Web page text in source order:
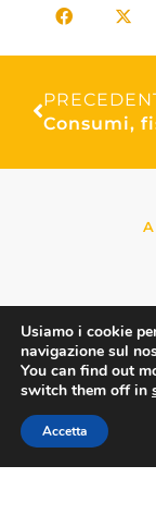
Usiamo i cookie
navigazione sul
You can find out
switch them off in
Accetta